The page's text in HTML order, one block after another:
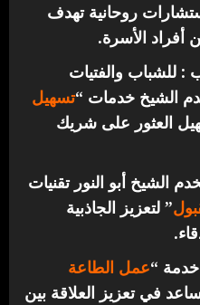
روحانية تهدف
أفراد الأسرة.
للشباب والفتيات
الشيخ خدمات “تسهيل
العثور على شريك
الشيخ أبو النور تقنيات
” لتعزيز الجاذبية
خدمة “عمل الطاعة
في تعزيز العلاقة بين